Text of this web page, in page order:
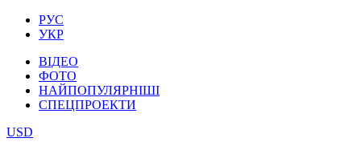
РУС
УКР
ВІДЕО
ФОТО
НАЙПОПУЛЯРНІШІ
СПЕЦПРОЕКТИ
USD